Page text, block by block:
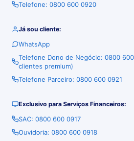
Telefone: 0800 600 0920
Já sou cliente:
WhatsApp
Telefone Dono de Negócio: 0800
clientes premium)
Telefone Parceiro: 0800 600 0921
Exclusivo para Serviços Financeiros:
SAC: 0800 600 0917
Ouvidoria: 0800 600 0918